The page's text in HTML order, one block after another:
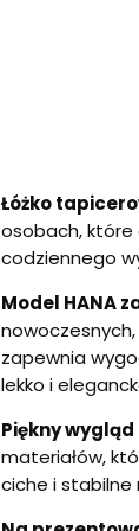
Łóżko
osobach, które
codziennego
Model HANA
zapewnia
lekko i
Piękny
materiałów,
ciche i stabilne